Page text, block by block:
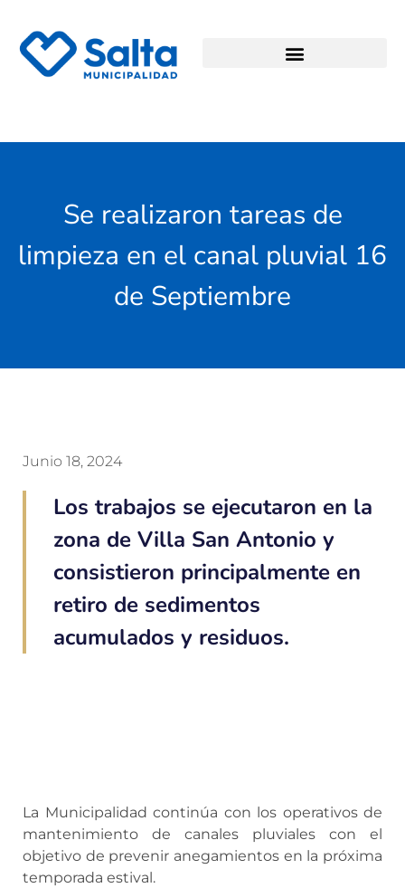
Se realizaron tareas de
limpieza en el canal pluvial 16
de Septiembre
Junio 18, 2024
Los trabajos se ejecutaron en la
zona de Villa San Antonio y
consistieron principalmente en
retiro de sedimentos
acumulados y residuos.
La Municipalidad continúa con los operativos de
mantenimiento de canales pluviales con el
objetivo de prevenir anegamientos en la próxima
temporada estival.